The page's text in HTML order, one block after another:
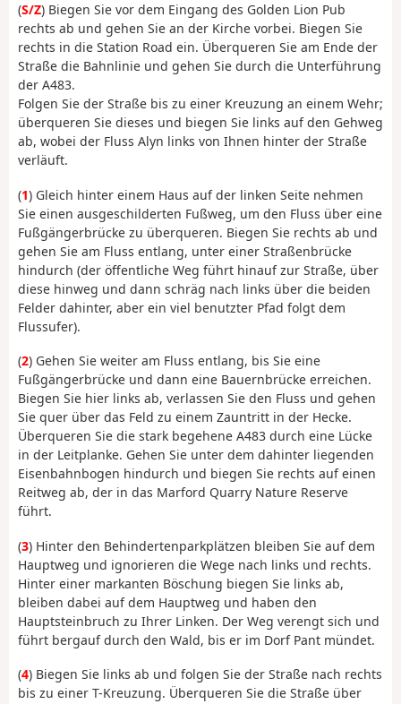
(S/Z) Biegen Sie vor dem Eingang des Golden Lion Pub
rechts ab und gehen Sie an der Kirche vorbei. Biegen Sie
rechts in die Station Road ein. Überqueren Sie am Ende der
Straße die Bahnlinie und gehen Sie durch die Unterführung
der A483.
Folgen Sie der Straße bis zu einer Kreuzung an einem Wehr;
überqueren Sie dieses und biegen Sie links auf den Gehweg
ab, wobei der Fluss Alyn links von Ihnen hinter der Straße
verläuft.
(1) Gleich hinter einem Haus auf der linken Seite nehmen
Sie einen ausgeschilderten Fußweg, um den Fluss über eine
Fußgängerbrücke zu überqueren. Biegen Sie rechts ab und
gehen Sie am Fluss entlang, unter einer Straßenbrücke
hindurch (der öffentliche Weg führt hinauf zur Straße, über
diese hinweg und dann schräg nach links über die beiden
Felder dahinter, aber ein viel benutzter Pfad folgt dem
Flussufer).
(2) Gehen Sie weiter am Fluss entlang, bis Sie eine
Fußgängerbrücke und dann eine Bauernbrücke erreichen.
Biegen Sie hier links ab, verlassen Sie den Fluss und gehen
Sie quer über das Feld zu einem Zauntritt in der Hecke.
Überqueren Sie die stark begehene A483 durch eine Lücke
in der Leitplanke. Gehen Sie unter dem dahinter liegenden
Eisenbahnbogen hindurch und biegen Sie rechts auf einen
Reitweg ab, der in das Marford Quarry Nature Reserve
führt.
(3) Hinter den Behindertenparkplätzen bleiben Sie auf dem
Hauptweg und ignorieren die Wege nach links und rechts.
Hinter einer markanten Böschung biegen Sie links ab,
bleiben dabei auf dem Hauptweg und haben den
Hauptsteinbruch zu Ihrer Linken. Der Weg verengt sich und
führt bergauf durch den Wald, bis er im Dorf Pant mündet.
(4) Biegen Sie links ab und folgen Sie der Straße nach rechts
bis zu einer T-Kreuzung. Überqueren Sie die Straße über